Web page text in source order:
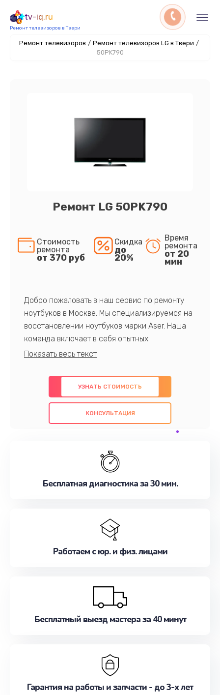
tv-iq.ru
Ремонт телевизоров в Твери
Ремонт телевизоров / Ремонт телевизоров LG в Твери /
50PK790
Ремонт LG 50PK790
Стоимость
ремонта
от 370 руб
Скидка
до
20%
Время
ремонта
от 20
мин
Добро пожаловать в наш сервис по ремонту
ноутбуков в Москве. Мы специализируемся на
восстановлении ноутбуков марки Aser. Наша
команда включает в себя опытных
профессионалов с обширными знаниями и
предлагаем быстрый и качественный ремонт с
использованием оригинальных компонентов, а
также гарантируем качество всех
проведенных работ. Наша цель - предоставить
наилучшим образом. Не медлите записаться на
УЗНАТЬ СТОИМОСТЬ
КОНСУЛЬТАЦИЯ
Бесплатная диагностика за 30 мин.
Работаем с юр. и физ. лицами
Бесплатный выезд мастера за 40 минут
Гарантия на работы и запчасти - до 3-х лет